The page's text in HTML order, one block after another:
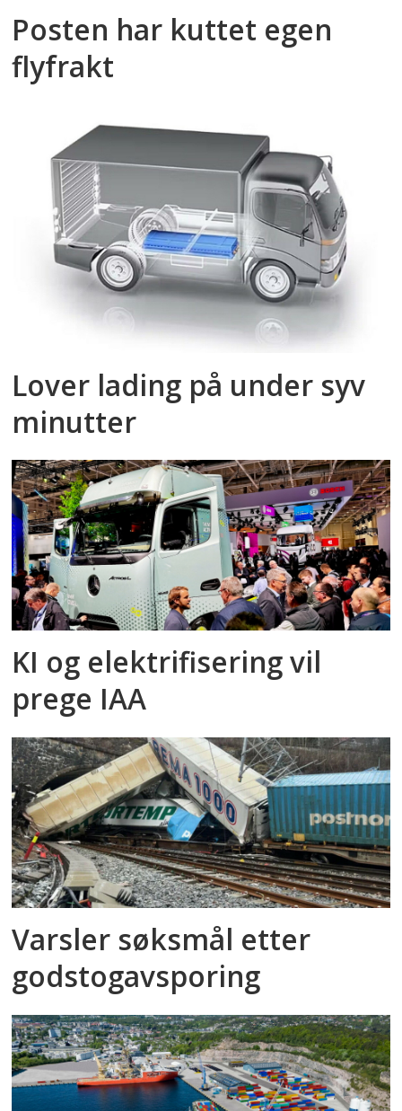
Posten har kuttet egen
flyfrakt
Lover lading på under syv
minutter
KI og elektrifisering vil
prege IAA
Varsler søksmål etter
godstog­avsporing